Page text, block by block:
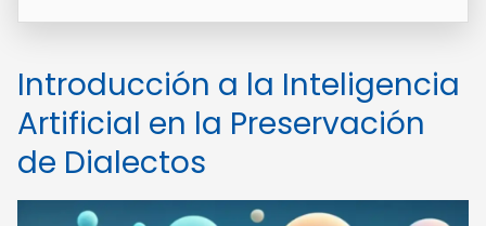
Introducción a la Inteligencia
Artificial en la Preservación
de Dialectos